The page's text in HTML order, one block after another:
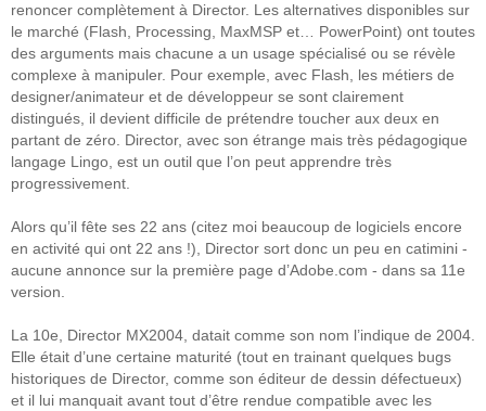
renoncer complètement à Director. Les alternatives disponibles sur
le marché (Flash, Processing, MaxMSP et… PowerPoint) ont toutes
des arguments mais chacune a un usage spécialisé ou se révèle
complexe à manipuler. Pour exemple, avec Flash, les métiers de
designer/animateur et de développeur se sont clairement
distingués, il devient difficile de prétendre toucher aux deux en
partant de zéro. Director, avec son étrange mais très pédagogique
langage Lingo, est un outil que l’on peut apprendre très
progressivement.
Alors qu’il fête ses 22 ans (citez moi beaucoup de logiciels encore
en activité qui ont 22 ans !), Director sort donc un peu en catimini -
aucune annonce sur la première page d’Adobe.com - dans sa 11e
version.
La 10e, Director MX2004, datait comme son nom l’indique de 2004.
Elle était d’une certaine maturité (tout en trainant quelques bugs
historiques de Director, comme son éditeur de dessin défectueux)
et il lui manquait avant tout d’être rendue compatible avec les